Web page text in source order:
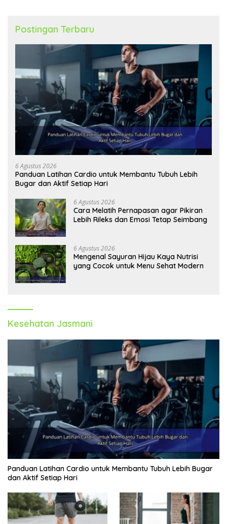
Postingan Terbaru
6 Agustus 2026
Panduan Latihan Cardio untuk Membantu Tubuh Lebih
Bugar dan Aktif Setiap Hari
6 Agustus 2026
Cara Melatih Pernapasan agar Pikiran
Lebih Rileks dan Emosi Tetap Seimbang
6 Agustus 2026
Mengenal Sayuran Hijau Kaya Nutrisi
yang Cocok untuk Menu Sehat Modern
Kesehatan Jasmani
Panduan Latihan Cardio untuk Membantu Tubuh Lebih Bugar
dan Aktif Setiap Hari